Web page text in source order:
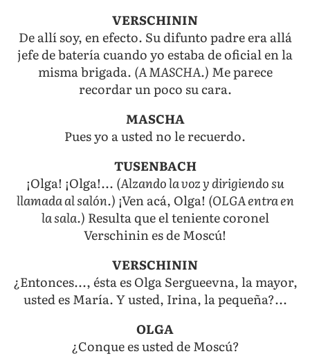
VERSCHININ
De allí soy, en efecto. Su difunto padre era allá
jefe de batería cuando yo estaba de oficial en la
misma brigada. (A MASCHA.) Me parece
recordar un poco su cara.
MASCHA
Pues yo a usted no le recuerdo.
TUSENBACH
¡Olga! ¡Olga!... (Alzando la voz y dirigiendo su
llamada al salón.) ¡Ven acá, Olga! (OLGA entra en
la sala.) Resulta que el teniente coronel
Verschinin es de Moscú!
VERSCHININ
¿Entonces..., ésta es Olga Sergueevna, la mayor,
usted es María. Y usted, Irina, la pequeña?...
OLGA
¿Conque es usted de Moscú?